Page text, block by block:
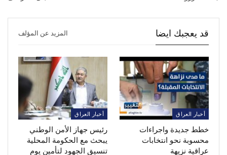
قد يعجبك ايضا المزيد عن المؤلف
أخبار العراق
خطط جديدة واجراءات
محسوبة نحو انتخابات
عراقية نزيهة
أخبار العراق
رئيس جهاز الأمن الوطني
يبحث مع الحكومة المحلية
تنسيق الجهود لتأمين يوم